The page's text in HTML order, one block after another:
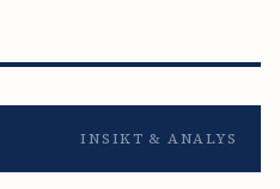
INSIKT & ANALYS